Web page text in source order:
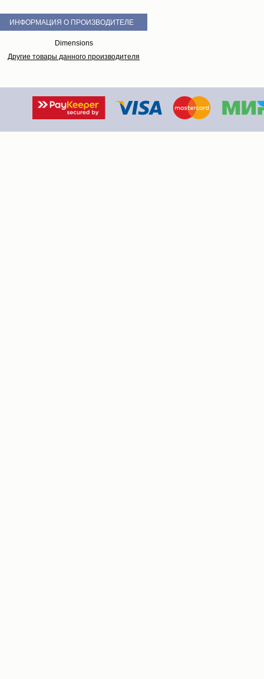
ИНФОРМАЦИЯ О ПРОИЗВОДИТЕЛЕ
Dimensions
Другие товары данного производителя